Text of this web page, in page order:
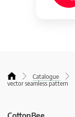
Catalogue
vector seamless pattern